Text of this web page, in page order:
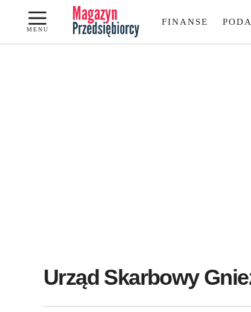
Przejdź
treści
MENU
FINANSE
Urząd Skarbowy